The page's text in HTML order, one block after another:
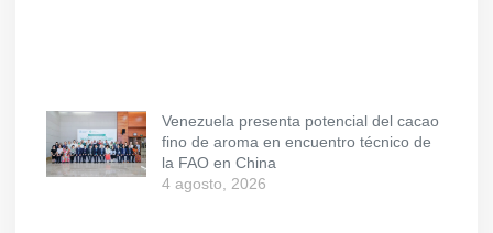
Venezuela presenta potencial del cacao
fino de aroma en encuentro técnico de
la FAO en China
4 agosto, 2026